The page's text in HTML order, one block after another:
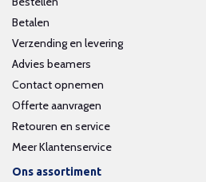
Betalen
Verzending en levering
Advies beamers
Contact opnemen
Offerte aanvragen
Retouren en service
Meer Klantenservice
Ons assortiment